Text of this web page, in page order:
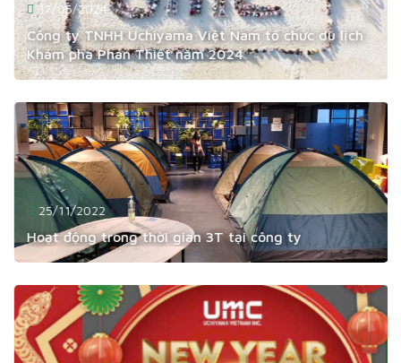
17/05/2024
Công ty TNHH Uchiyama Việt Nam tổ chức du lịch
Khám phá Phan Thiết năm 2024
25/11/2022
Hoạt động trong thời gian 3T tại công ty